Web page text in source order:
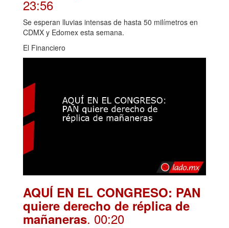
23:56
Se esperan lluvias intensas de hasta 50 milímetros en
CDMX y Edomex esta semana.
El Financiero
AQUÍ EN EL CONGRESO: PAN
quiere derecho de réplica de
mañaneras. 00:20